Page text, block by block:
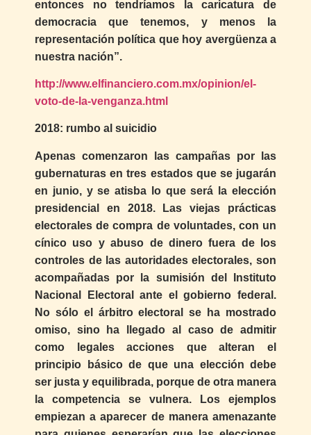
entonces no tendríamos la caricatura de
democracia que tenemos, y menos la
representación política que hoy avergüenza a
nuestra nación”.
http://www.elfinanciero.com.mx/opinion/el-
voto-de-la-venganza.html
2018: rumbo al suicidio
Apenas comenzaron las campañas por las
gubernaturas en tres estados que se jugarán
en junio, y se atisba lo que será la elección
presidencial en 2018. Las viejas prácticas
electorales de compra de voluntades, con un
cínico uso y abuso de dinero fuera de los
controles de las autoridades electorales, son
acompañadas por la sumisión del Instituto
Nacional Electoral ante el gobierno federal.
No sólo el árbitro electoral se ha mostrado
omiso, sino ha llegado al caso de admitir
como legales acciones que alteran el
principio básico de que una elección debe
ser justa y equilibrada, porque de otra manera
la competencia se vulnera. Los ejemplos
empiezan a aparecer de manera amenazante